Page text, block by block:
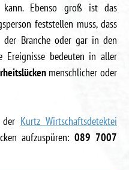
Ebenso groß ist das
feststellen muss, dass
der Branche oder gar in den
Ereignisse bedeuten in aller
menschlicher oder
der Kurtz Wirtschaftsdetektei
aufzuspüren: 089 7007